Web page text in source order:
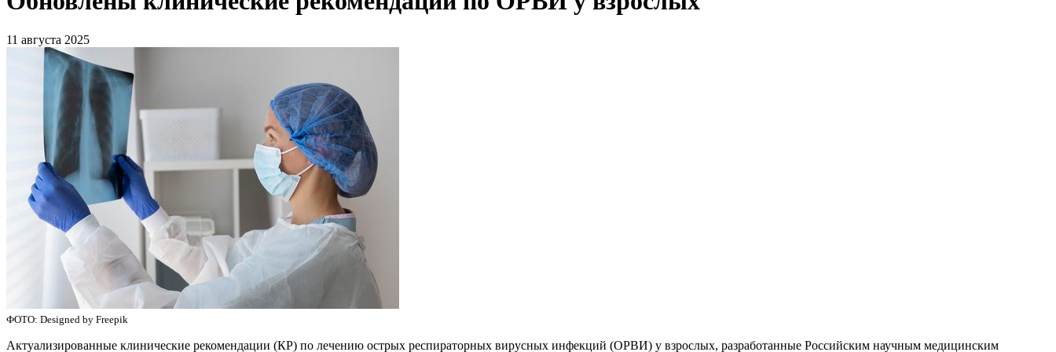
11 августа 2025
ФОТО: Designed by Freepik
Актуализированные клинические рекомендации (КР) по лечению острых респираторных вирусных инфекций (ОРВИ) у взрослых, разработанные Российским научным медицинским